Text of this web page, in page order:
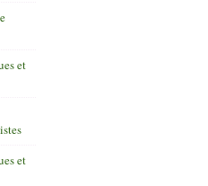
et
et